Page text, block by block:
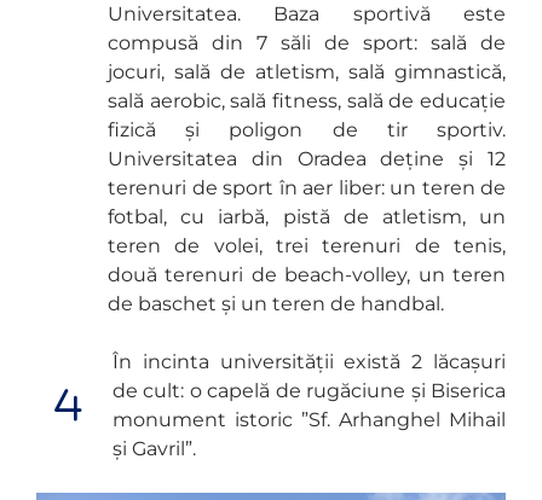
Universitatea. Baza sportivă este
compusă din 7 săli de sport: sală de
jocuri, sală de atletism, sală gimnastică,
sală aerobic, sală fitness, sală de educație
fizică și poligon de tir sportiv.
Universitatea din Oradea deține și 12
terenuri de sport în aer liber: un teren de
fotbal, cu iarbă, pistă de atletism, un
teren de volei, trei terenuri de tenis,
două terenuri de beach-volley, un teren
de baschet și un teren de handbal.
În incinta universității există 2 lăcașuri
de cult: o capelă de rugăciune și Biserica
monument istoric ”Sf. Arhanghel Mihail
și Gavril”.